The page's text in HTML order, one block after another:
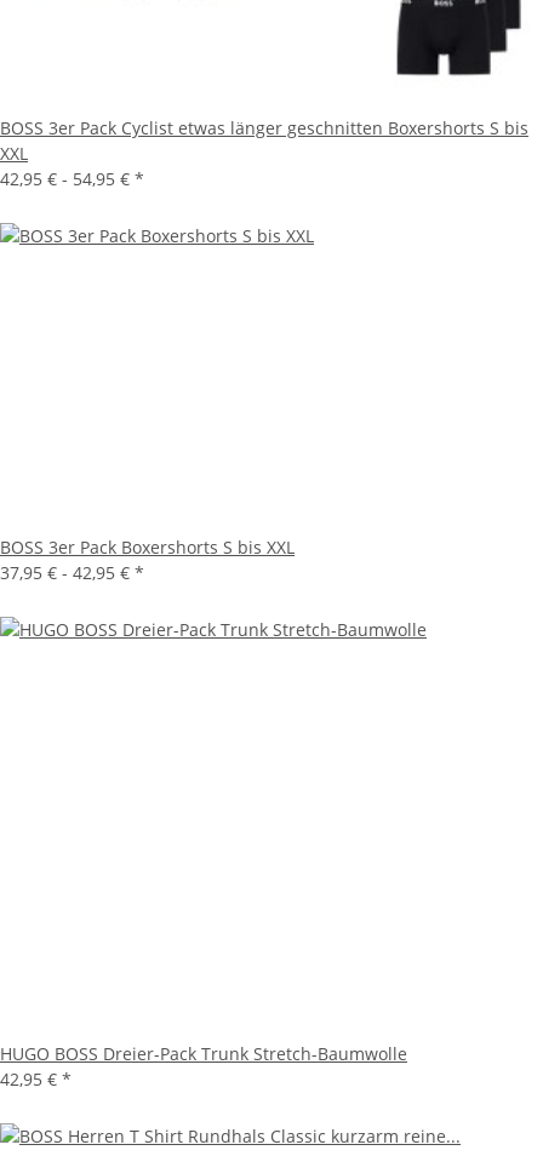
BOSS 3er Pack Cyclist etwas länger geschnitten Boxershorts S bis
XXL
42,95 € - 54,95 € *
BOSS 3er Pack Boxershorts S bis XXL
37,95 € - 42,95 € *
HUGO BOSS Dreier-Pack Trunk Stretch-Baumwolle
42,95 € *